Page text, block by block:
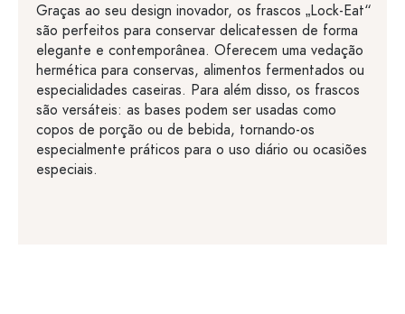
Graças ao seu design inovador, os frascos „Lock-Eat“
são perfeitos para conservar delicatessen de forma
elegante e contemporânea. Oferecem uma vedação
hermética para conservas, alimentos fermentados ou
especialidades caseiras. Para além disso, os frascos
são versáteis: as bases podem ser usadas como
copos de porção ou de bebida, tornando-os
especialmente práticos para o uso diário ou ocasiões
especiais.